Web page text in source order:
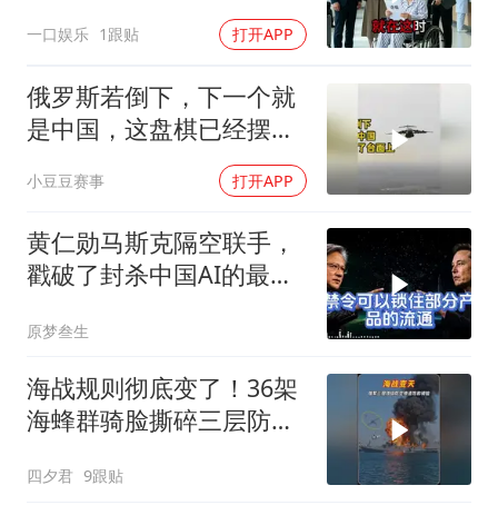
一口娱乐 1跟贴 打开APP
俄罗斯若倒下，下一个就
是中国，这盘棋已经摆到
小豆豆赛事 打开APP
黄仁勋马斯克隔空联手，
戳破了封杀中国AI的最大
原梦叁生
海战规则彻底变了！36架
海蜂群骑脸撕碎三层防空
四夕君 9跟贴